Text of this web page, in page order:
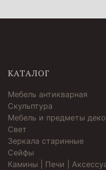
КАТАЛОГ
Мебель антикварная
Скульптура
Мебель и предметы
Свет
Зеркала старинные
Cейфы
Камины | Печи |